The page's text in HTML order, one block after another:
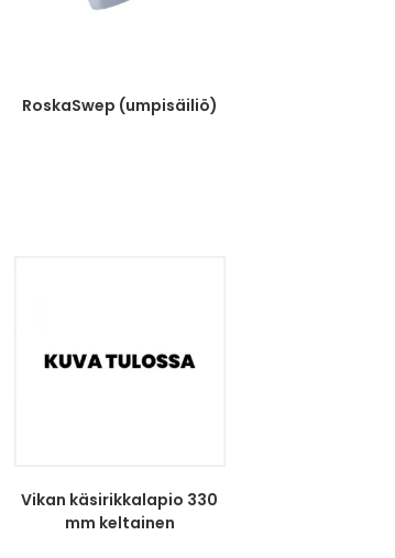
RoskaSwep (umpisäiliö)
Vikan käsirikkalapio 330
mm keltainen